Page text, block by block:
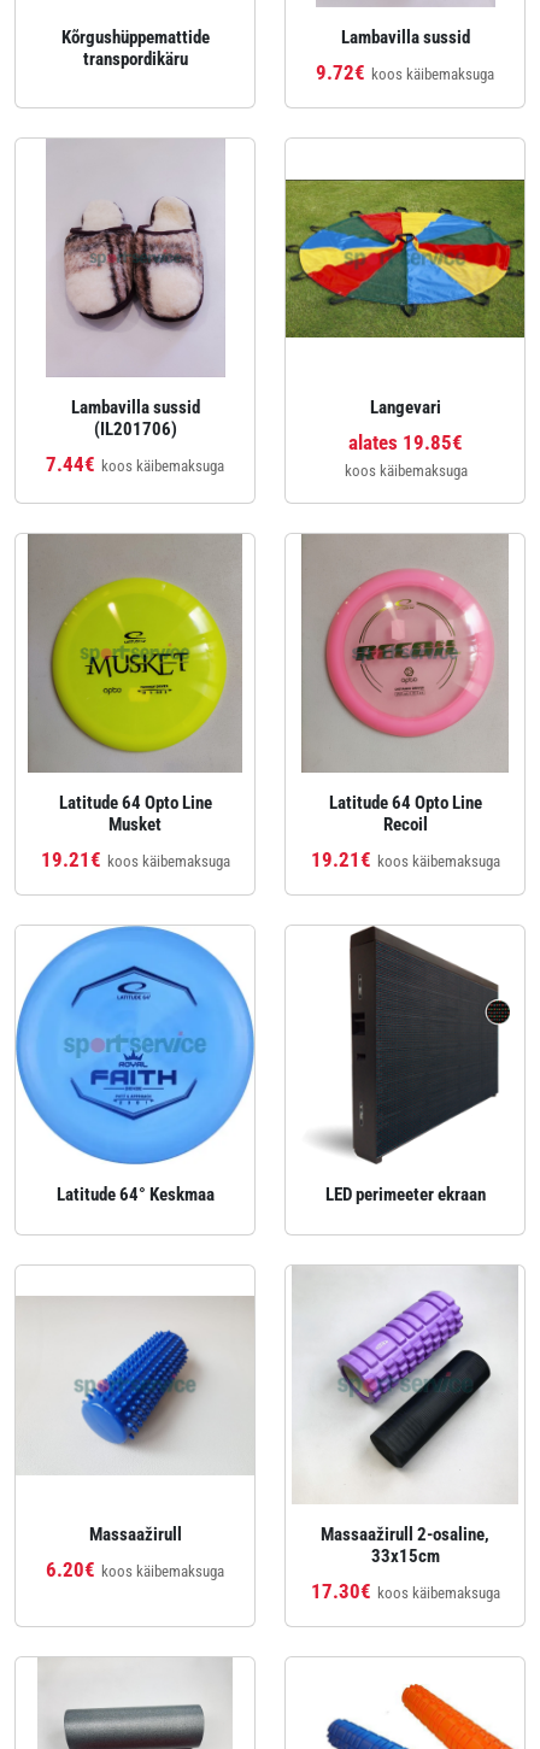
Kõrgushüppemattide
transpordikäru
Lambavilla sussid
9.72€ koos käibemaksuga
Lambavilla sussid
(IL201706)
7.44€ koos käibemaksuga
Langevari
alates 19.85€
koos käibemaksuga
Latitude 64 Opto Line
Musket
19.21€ koos käibemaksuga
Latitude 64 Opto Line
Recoil
19.21€ koos käibemaksuga
Latitude 64° Keskmaa LED perimeeter ekraan
Massaažirull
6.20€ koos käibemaksuga
Massaažirull 2-osaline,
33x15cm
17.30€ koos käibemaksuga